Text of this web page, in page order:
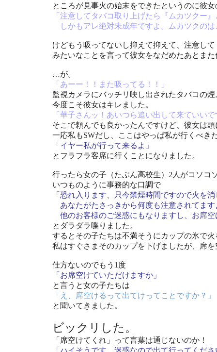
ところが見事火の始末をできたというのに彼
「注意してタバコ取り上げたら『ムカツクー
しかもアレ絶対未成年ですよ。ムカツクのは
けどもう吸ってないし抑えて抑えて、注意し
みたいなことを言って彼女をなだめたあとま
…が。
「あーー！！また吸ってる！！」
監視カメラにバッチリ映し出されたタバコの煙
今度こそ彼女はキレました。
「華子さんッ！あいつら追い出して来ていい
そこで頼んでも良かったんですけど、彼女は
一応私もSWだし、ここはやっぱ私が行くべき
「イヤー私が行って来るよ」
とフラフラ客席に行くことになりました。
行ったら女の子（たぶん高校生）2人がコソコ
いつものように事務的な口調で
「恐れ入ります、只今禁煙時間ですので火を
あなたがたさっきから何度も注意されてます
他のお客様のご迷惑にもなりますし、お席空
とダラダラ喋りました。
するとその子たちは不満そうにカップの氷で
私はすぐさまそのカップを下げましたが、席
仕方ないのでもう1度
「お席空けていただけますか」
と言うと女の子たちは
「え、席空けるって出てけってことですか？」
と聞いてきました。
ビックリした。
「席空けてくれ」って言葉は通じないのか！
「ハイそうです。迷惑なので出て行ってくだ